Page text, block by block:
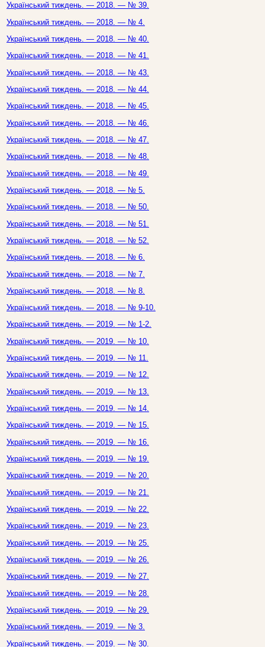
Український тиждень. — 2018. — № 39.
Український тиждень. — 2018. — № 4.
Український тиждень. — 2018. — № 40.
Український тиждень. — 2018. — № 41.
Український тиждень. — 2018. — № 43.
Український тиждень. — 2018. — № 44.
Український тиждень. — 2018. — № 45.
Український тиждень. — 2018. — № 46.
Український тиждень. — 2018. — № 47.
Український тиждень. — 2018. — № 48.
Український тиждень. — 2018. — № 49.
Український тиждень. — 2018. — № 5.
Український тиждень. — 2018. — № 50.
Український тиждень. — 2018. — № 51.
Український тиждень. — 2018. — № 52.
Український тиждень. — 2018. — № 6.
Український тиждень. — 2018. — № 7.
Український тиждень. — 2018. — № 8.
Український тиждень. — 2018. — № 9-10.
Український тиждень. — 2019. — № 1-2.
Український тиждень. — 2019. — № 10.
Український тиждень. — 2019. — № 11.
Український тиждень. — 2019. — № 12.
Український тиждень. — 2019. — № 13.
Український тиждень. — 2019. — № 14.
Український тиждень. — 2019. — № 15.
Український тиждень. — 2019. — № 16.
Український тиждень. — 2019. — № 19.
Український тиждень. — 2019. — № 20.
Український тиждень. — 2019. — № 21.
Український тиждень. — 2019. — № 22.
Український тиждень. — 2019. — № 23.
Український тиждень. — 2019. — № 25.
Український тиждень. — 2019. — № 26.
Український тиждень. — 2019. — № 27.
Український тиждень. — 2019. — № 28.
Український тиждень. — 2019. — № 29.
Український тиждень. — 2019. — № 3.
Український тиждень. — 2019. — № 30.